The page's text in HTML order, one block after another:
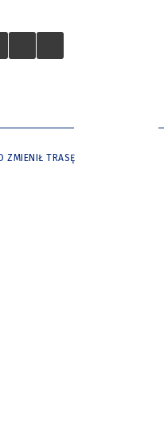
ZMIENIŁ TRASĘ